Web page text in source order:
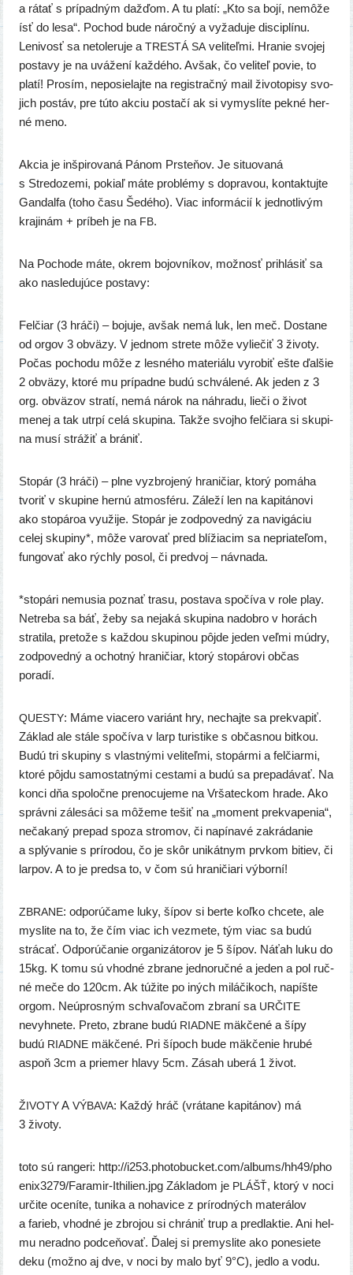
a rátať s prí­pad­ným daž­ďom. A tu pla­tí: „Kto sa bojí, nemô­že
ísť do lesa“. Pochod bude nároč­ný a vyža­du­je dis­cip­lí­nu.
Lenivosť sa neto­le­ru­je a TRESTÁ SAveli­teľ­mi. Hranie svo­jej
posta­vy je na uvá­že­ní kaž­dé­ho. Avšak, čo veli­teľ povie, to
pla­tí! Prosím, nepo­sie­laj­te na regis­trač­ný mail živo­to­pi­sy svo­
jich postáv, pre túto akciu posta­čí ak si vymys­lí­te pek­né her­
né meno.
Akcia je inšpi­ro­va­ná Pánom Prsteňov. Je situ­ova­ná
s Stredozemi, pokiaľ máte prob­lé­my s dopra­vou, kon­tak­tuj­te
Gandalfa (toho času Šedého). Viac infor­má­cií k jed­not­li­vým
kra­ji­nám + prí­beh je na FB.
Na Pochode máte, okrem bojov­ní­kov, mož­nosť pri­hlá­siť sa
ako nasle­du­jú­ce postavy:
Felčiar (3 hrá­či) – boju­je, avšak nemá luk, len meč. Dostane
od orgov 3 obvä­zy. V jed­nom stre­te môže vylie­čiť 3 živo­ty.
Počas pocho­du môže z les­né­ho mate­riá­lu vyro­biť ešte ďal­šie
2 obvä­zy, kto­ré mu prí­pad­ne budú schvá­le­né. Ak jeden z 3
org. obvä­zov stra­tí, nemá nárok na náh­ra­du, lie­či o život
menej a tak utr­pí celá sku­pi­na. Takže svoj­ho fel­čia­ra si sku­pi­
na musí strá­žiť a brániť.
Stopár (3 hrá­či) – plne vyzb­ro­je­ný hra­ni­čiar, kto­rý pomá­ha
tvo­riť v sku­pi­ne her­nú atmo­sfé­ru. Záleží len na kapi­tá­no­vi
ako sto­pá­roa využi­je. Stopár je zod­po­ved­ný za navi­gá­ciu
celej sku­pi­ny*, môže varo­vať pred blí­žia­cim sa nepria­te­ľom,
fun­go­vať ako rých­ly posol, či pre­d­voj – návnada.
*sto­pá­ri nemu­sia poznať tra­su, posta­va spo­čí­va v role play.
Netreba sa báť, žeby sa neja­ká sku­pi­na nadob­ro v horách
stra­ti­la, pre­to­že s kaž­dou sku­pi­nou pôj­de jeden veľ­mi múd­ry,
zod­po­ved­ný a ochot­ný hra­ni­čiar, kto­rý sto­pá­ro­vi občas
poradí.
QUESTY: Máme via­ce­ro variánt hry, nechaj­te sa prek­va­piť.
Základ ale stá­le spo­čí­va v larp turis­ti­ke s občas­nou bit­kou.
Budú tri sku­pi­ny s vlast­ný­mi veli­teľ­mi, sto­pár­mi a fel­čiar­mi,
kto­ré pôj­du samos­tat­ný­mi ces­ta­mi a budú sa pre­pa­dá­vať. Na
kon­ci dňa spo­loč­ne pre­no­cu­je­me na Vršateckom hra­de. Ako
správ­ni zále­sá­ci sa môže­me tešiť na „moment prek­va­pe­nia“,
neča­ka­ný pre­pad spo­za stro­mov, či napí­na­vé zakrá­da­nie
a splý­va­nie s prí­ro­dou, čo je skôr uni­kát­nym prv­kom bitiev, či
lar­pov. A to je pred­sa to, v čom sú hra­ni­čia­ri výborní!
ZBRANE: odpo­rú­ča­me luky, šípov si ber­te koľ­ko chce­te, ale
mys­li­te na to, že čím viac ich vez­me­te, tým viac sa budú
strá­cať. Odporúčanie orga­ni­zá­to­rov je 5 šípov. Náťah luku do
15kg. K tomu sú vhod­né zbra­ne jed­no­ruč­né a jeden a pol ruč­
né meče do 120cm. Ak túži­te po iných milá­či­koch, napíš­te
orgom. Neúprosným sch­va­ľo­va­čom zbra­ní sa URČITE
nevyh­ne­te. Preto, zbra­ne budú RIADNEmäk­če­né a šípy
budú RIADNEmäk­če­né. Pri šípoch bude mäk­če­nie hru­bé
aspoň 3cm a prie­mer hla­vy 5cm. Zásah ube­rá 1 život.
ŽIVOTYA VÝBAVA: Každý hráč (vrá­ta­ne kapi­tá­nov) má
3 životy.
toto sú ran­ge­ri: http://​i253​.pho​to​buc​ket​.com/​a​l​b​u​m​s​/​h​h​4​9​/​p​h​o​
e​n​i​x​3​2​7​9​/​F​a​r​a​m​i​r​-​I​t​h​i​l​i​e​n​.​jpg Základom je PLÁŠŤ, kto­rý v noci
urči­te oce­ní­te, tuni­ka a noha­vi­ce z prí­rod­ných mate­rá­lov
a farieb, vhod­né je zbro­jou si chrá­niť trup a pred­lak­tie. Ani hel­
mu nerad­no pod­ce­ňo­vať. Ďalej si pre­mys­li­te ako pone­sie­te
deku (mož­no aj dve, v noci by malo byť 9°C), jed­lo a vodu.